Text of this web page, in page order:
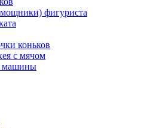
фигуриста
коньков
с мячом
машины